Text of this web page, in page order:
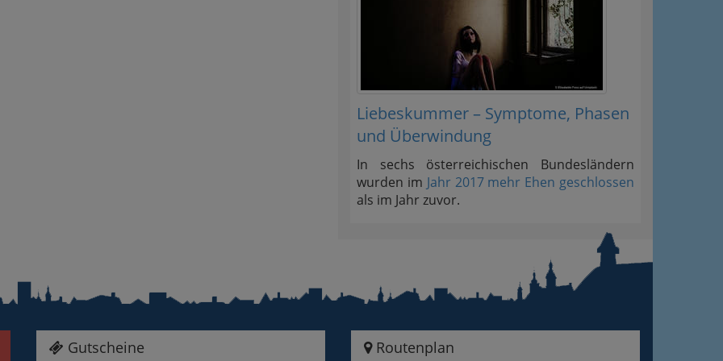
Liebeskummer – Symptome, Phasen
und Überwindung
In sechs österreichischen Bundesländern
wurden im Jahr 2017 mehr Ehen geschlossen
als im Jahr zuvor.
Gutscheine Routenplan